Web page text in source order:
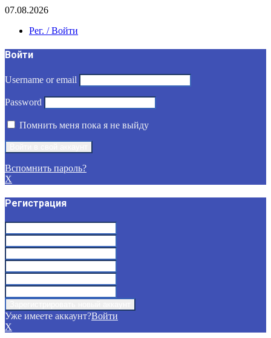
07.08.2026
Рег. / Войти
Войти
Username or email
Password
Помнить меня пока я не выйду
Вспомнить пароль?
X
Регистрация
Уже имеете аккаунт?Войти
X